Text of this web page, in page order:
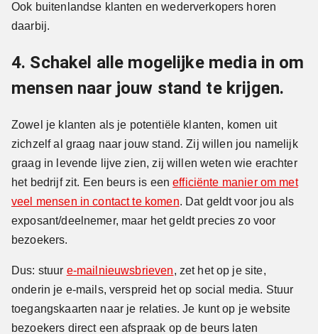
Ook buitenlandse klanten en wederverkopers horen
daarbij.
4. Schakel alle mogelijke media in om
mensen naar jouw stand te krijgen.
Zowel je klanten als je potentiële klanten, komen uit
zichzelf al graag naar jouw stand. Zij willen jou namelijk
graag in levende lijve zien, zij willen weten wie erachter
het bedrijf zit. Een beurs is eenefficiënte manier om met
veel mensen in contact te komen. Dat geldt voor jou als
exposant/deelnemer, maar het geldt precies zo voor
bezoekers.
Dus: stuur e-mailnieuwsbrieven, zet het op je site,
onderin je e-mails, verspreid het op social media. Stuur
toegangskaarten naar je relaties. Je kunt op je website
bezoekers direct een afspraak op de beurs laten